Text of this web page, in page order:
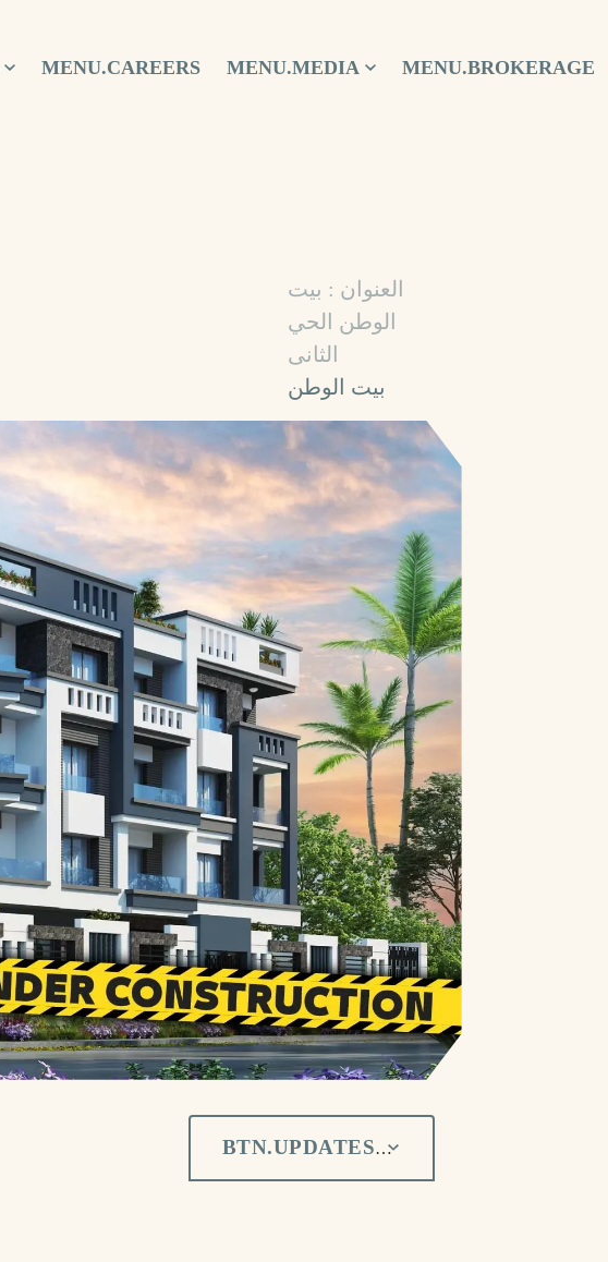
MENU.CAREERS MENU.MEDIA MENU.BROKERAGE
العنوان : بيت
الوطن الحي
الثانى
بيت الوطن
BTN.UPDATES_BY_MONTH